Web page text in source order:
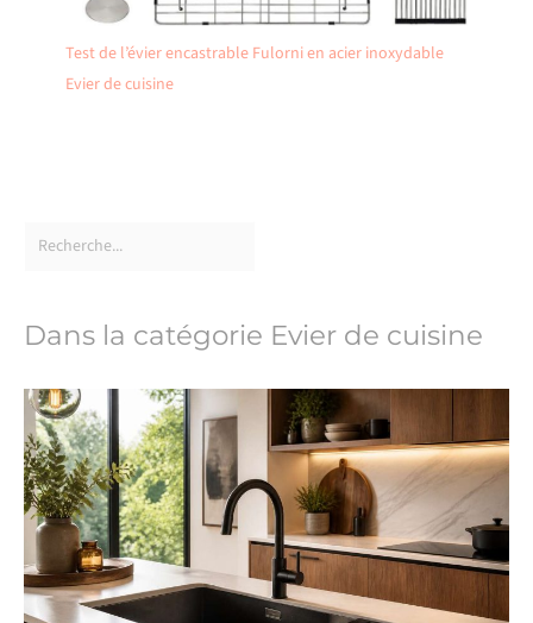
Test de l’évier encastrable Fulorni en acier inoxydable
Evier de cuisine
Dans la catégorie Evier de cuisine